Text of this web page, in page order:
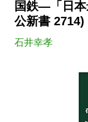
国鉄―「日本
公新書 2714)
石井幸孝